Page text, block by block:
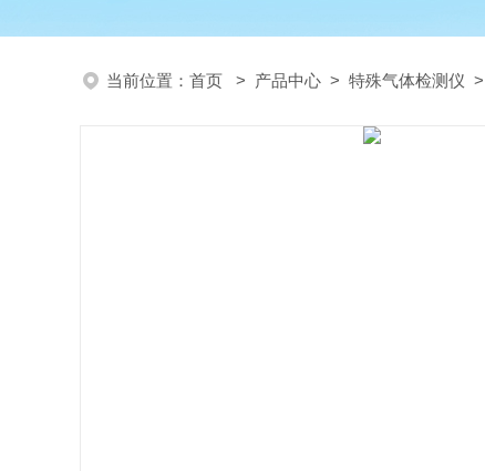
当前位置： 首页 > 产品中心 > 特殊气体检测仪 >